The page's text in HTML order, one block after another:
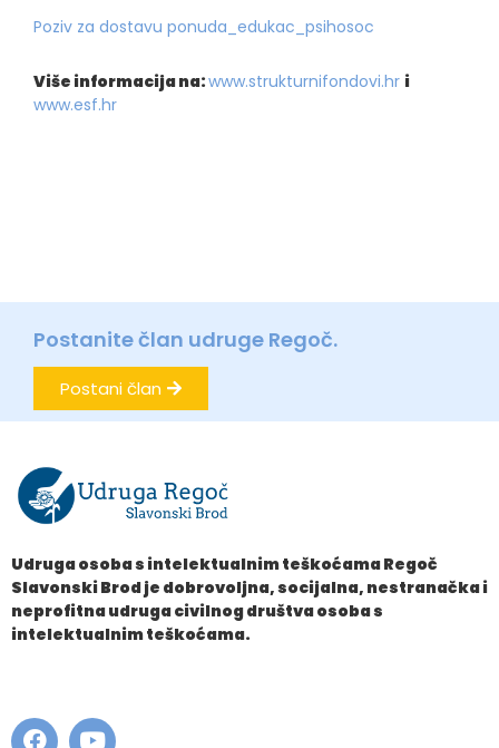
Poziv za dostavu ponuda_edukac_psihosoc
Više informacija na:www.strukturnifondovi.hr i
www.esf.hr
Postanite član udruge Regoč.
Postani član
Udruga osoba s intelektualnim teškoćama Regoč
Slavonski Brod je dobrovoljna, socijalna, nestranačka i
neprofitna udruga civilnog društva osoba s
intelektualnim teškoćama.